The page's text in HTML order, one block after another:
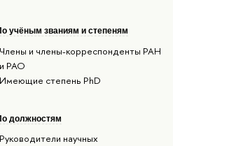
учёным званиям и степеням
Члены и члены-корреспонденты РАН
и РАО
Имеющие степень PhD
должностям
Руководители научных